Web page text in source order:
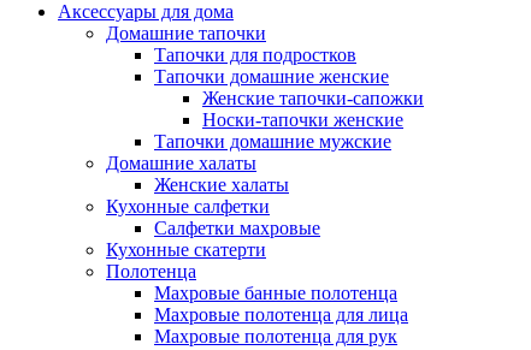
Аксессуары для дома
Домашние тапочки
Тапочки для подростков
Тапочки домашние женские
Женские тапочки-сапожки
Носки-тапочки женские
Тапочки домашние мужские
Домашние халаты
Женские халаты
Кухонные салфетки
Салфетки махровые
Кухонные скатерти
Полотенца
Махровые банные полотенца
Махровые полотенца для лица
Махровые полотенца для рук